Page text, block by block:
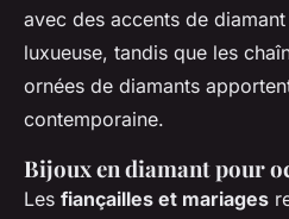
avec des accents de
luxueuse, tandis que les
ornées de diamants
contemporaine.
Bijoux en diamant pour
Les fiançailles et mariages